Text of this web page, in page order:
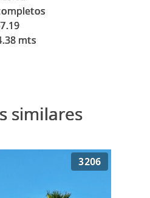
similares
3206